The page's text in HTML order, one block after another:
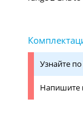
Узнайте по
Напишите